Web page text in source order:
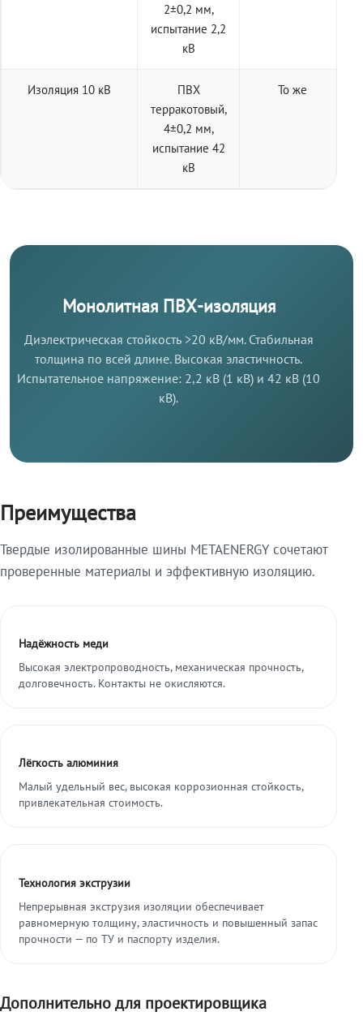
2±0,2 мм,
испытание 2,2
кВ
Изоляция 10 кВ
ПВХ
терракотовый,
4±0,2 мм,
испытание 42
кВ
То же
Монолитная ПВХ-изоляция
Диэлектрическая стойкость >20 кВ/мм. Стабильная
толщина по всей длине. Высокая эластичность.
Испытательное напряжение: 2,2 кВ (1 кВ) и 42 кВ (10
кВ).
Преимущества
Твердые изолированные шины METAENERGY сочетают
проверенные материалы и эффективную изоляцию.
Надёжность меди
Высокая электропроводность, механическая прочность,
долговечность. Контакты не окисляются.
Лёгкость алюминия
Малый удельный вес, высокая коррозионная стойкость,
привлекательная стоимость.
Технология экструзии
Непрерывная экструзия изоляции обеспечивает
равномерную толщину, эластичность и повышенный запас
прочности — по ТУ и паспорту изделия.
Дополнительно для проектировщика